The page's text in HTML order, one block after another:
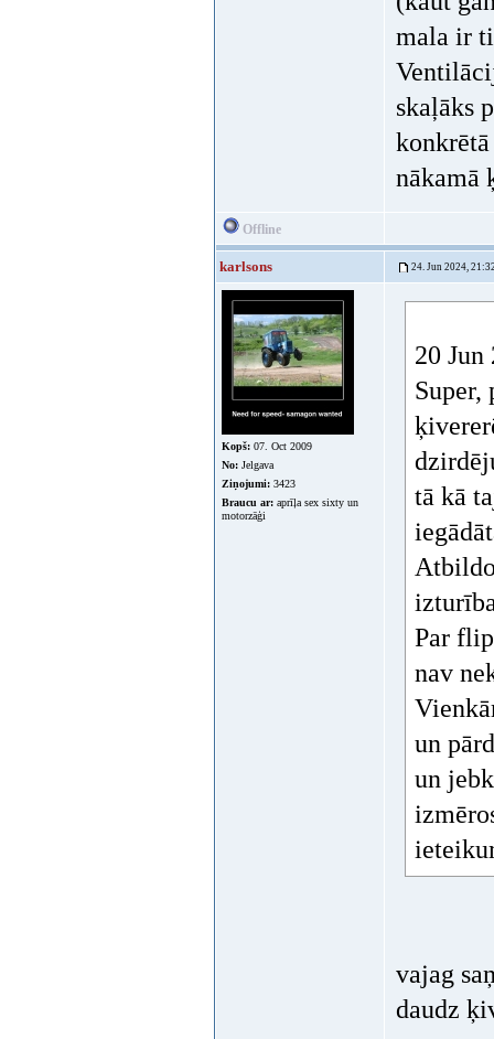
mala ir
skaļāks
nākamā
Offline
karlsons 24. Jun 2024,
Kopš: 07. Oct 2009
No: Jelgava
Ziņojumi: 3423
Braucu ar: aprīļa sex sixty un
motorzāģi
20
Super,
tā kā
Par
nav
un
un
vajag
daudz